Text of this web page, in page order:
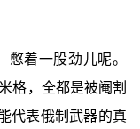
着一股劲儿呢。
格，全都是被阉割
代表俄制武器的真